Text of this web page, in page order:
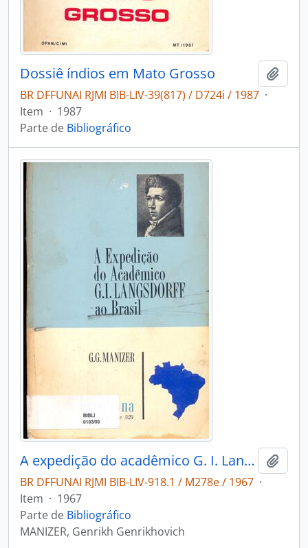
Dossiê índios em Mato Grosso
BR DFFUNAI RJMI BIB-LIV-39(817) / D724i / 1987 ·
Item · 1987
Parte de Bibliográfico
A expedição do acadêmico G. I. Langsdorff ao Brasil (1821-1828)
BR DFFUNAI RJMI BIB-LIV-918.1 / M278e / 1967 ·
Item · 1967
Parte de Bibliográfico
MANIZER, Genrikh Genrikhovich